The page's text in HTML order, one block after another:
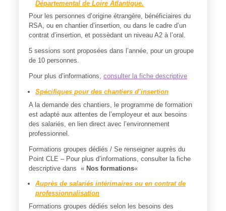
Départemental de Loire Atlantique.
Pour les personnes d’origine étrangère, bénéficiaires du
RSA, ou en chantier d’insertion, ou dans le cadre d’un
contrat d’insertion, et possèdant un niveau A2 à l’oral.
5 sessions sont proposées dans l’année, pour un groupe
de 10 personnes.
Pour plus d’informations, consulter la fiche descriptive
Spécifiques pour des chantiers d’insertion
A la demande des chantiers, le programme de formation
est adapté aux attentes de l’employeur et aux besoins
des salariés, en lien direct avec l’environnement
professionnel.
Formations groupes dédiés / Se renseigner auprès du
Point CLE – Pour plus d’informations, consulter la fiche
descriptive dans « Nos formations«
Auprès de salariés intérimaires ou en contrat de
professionnalisation
Formations groupes dédiés selon les besoins des